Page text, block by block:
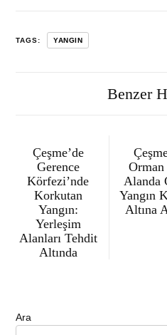
TAGS: YANGIN
Benzer
Çeşme’de
Gerence
Körfezi’nde
Korkutan
Yangın:
Yerleşim
Alanları Tehdit
Altında
Orman
Alanda
Yangın
Altına
Ara